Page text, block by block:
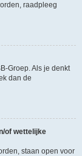
raadpleeg
Groep. Als je denkt
dan de
of wettelijke
staan open voor